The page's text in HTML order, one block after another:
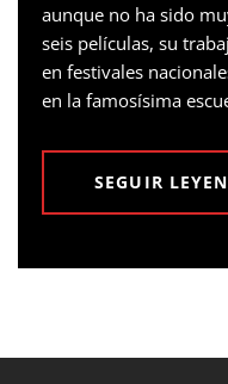
aunque no ha sido
seis películas, su
en festivales
en la famosísima
SEGUIR